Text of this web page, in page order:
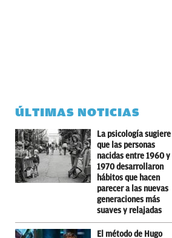
ÚLTIMAS NOTICIAS
La psicología sugiere
que las personas
nacidas entre 1960 y
1970 desarrollaron
hábitos que hacen
parecer a las nuevas
generaciones más
suaves y relajadas
El método de Hugo